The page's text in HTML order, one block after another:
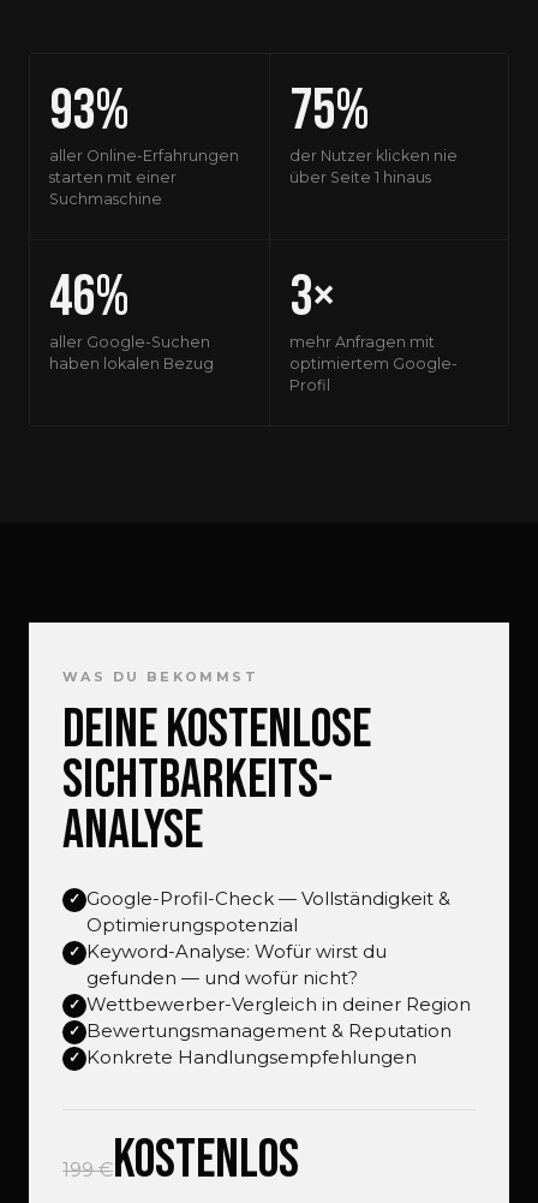
93%
aller Online-Erfahrungen
starten mit einer
Suchmaschine
75%
der Nutzer klicken nie
über Seite 1 hinaus
46%
aller Google-Suchen
haben lokalen Bezug
3×
mehr Anfragen mit
optimiertem Google-
Profil
WAS DU BEKOMMST
Deine kostenlose
Sichtbarkeits-
Analyse
Google-Profil-Check — Vollständigkeit &
Optimierungspotenzial
Keyword-Analyse: Wofür wirst du
gefunden — und wofür nicht?
Wettbewerber-Vergleich in deiner Region
Bewertungsmanagement & Reputation
Konkrete Handlungsempfehlungen
199 €Kostenlos